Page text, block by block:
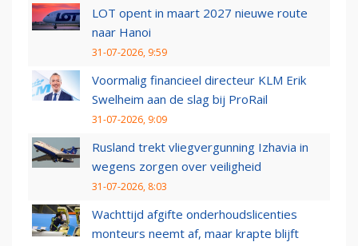
LOT opent in maart 2027 nieuwe route
naar Hanoi
31-07-2026, 9:59
Voormalig financieel directeur KLM Erik
Swelheim aan de slag bij ProRail
31-07-2026, 9:09
Rusland trekt vliegvergunning Izhavia in
wegens zorgen over veiligheid
31-07-2026, 8:03
Wachttijd afgifte onderhoudslicenties
monteurs neemt af, maar krapte blijft